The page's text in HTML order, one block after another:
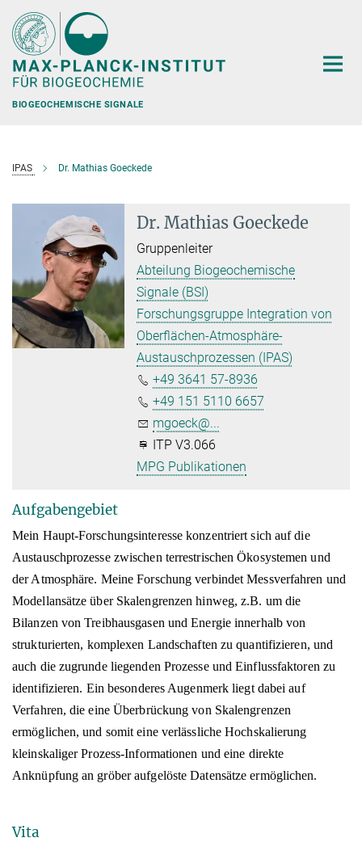
Hauptinhalt
BIOGEOCHEMISCHE SIGNALE
IPAS Dr. Mathias Goeckede
Dr. Mathias Goeckede
Gruppenleiter
Abteilung Biogeochemische
Signale (BSI)
Forschungsgruppe Integration von
Oberflächen-Atmosphäre-
Austauschprozessen (IPAS)
+49 3641 57-8936
+49 151 5110 6657
mgoeck@...
ITP V3.066
MPG Publikationen
Aufgabengebiet
Mein Haupt-Forschungsinteresse konzentriert sich auf die
Austauschprozesse zwischen terrestrischen Ökosystemen und
der Atmosphäre. Meine Forschung verbindet Messverfahren und
Modellansätze über Skalengrenzen hinweg, z.B. um die
Bilanzen von Treibhausgasen und Energie innerhalb von
strukturierten, komplexen Landschaften zu quantifizieren, und
auch die zugrunde liegenden Prozesse und Einflussfaktoren zu
identifizieren. Ein besonderes Augenmerk liegt dabei auf
Verfahren, die eine Überbrückung von Skalengrenzen
ermöglichen, und somit eine verlässliche Hochskalierung
kleinskaliger Prozess-Informationen und eine direkte
Anknüpfung an gröber aufgelöste Datensätze ermöglichen.
Vita